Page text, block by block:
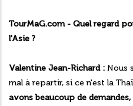
TourMaG.com - Quel regard
l'Asie ?
Valentine Jean-Richard : Nous
mal à repartir, si ce n'est la
avons beaucoup de